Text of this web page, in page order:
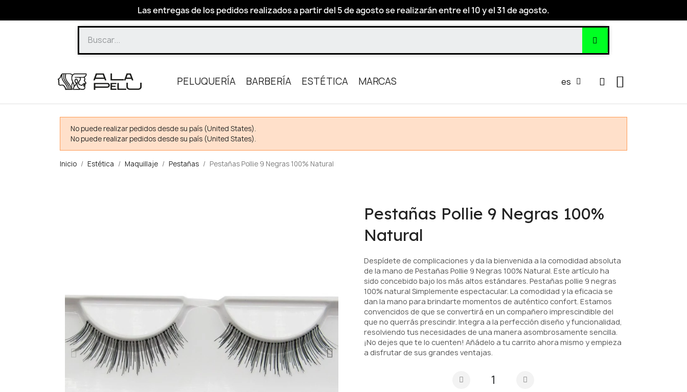
Las entregas de los pedidos realizados a partir del 5 de agosto se realizarán entre el 10 y el 31 de agosto.
PELUQUERÍA BARBERÍA ESTÉTICA MARCAS es
No puede realizar pedidos desde su país (United States).
No puede realizar pedidos desde su país (United States).
Inicio Estética Maquillaje Pestañas Pestañas Pollie 9 Negras 100% Natural
Pestañas Pollie 9 Negras 100%
Natural
Despídete de complicaciones y da la bienvenida a la comodidad absoluta
de la mano de Pestañas Pollie 9 Negras 100% Natural. Este artículo ha
sido concebido bajo los más altos estándares. Pestañas pollie 9 negras
100% natural Simplemente espectacular. La comodidad y la eficacia se
dan la mano para brindarte momentos de auténtico confort. Estamos
convencidos de que se convertirá en un compañero imprescindible del
que no querrás prescindir. Integra a la perfección diseño y funcionalidad,
resolviendo tus necesidades de una manera asombrosamente sencilla.
¡No dejes que te lo cuenten! Añádelo a tu carrito ahora mismo y empieza
a disfrutar de sus grandes ventajas.